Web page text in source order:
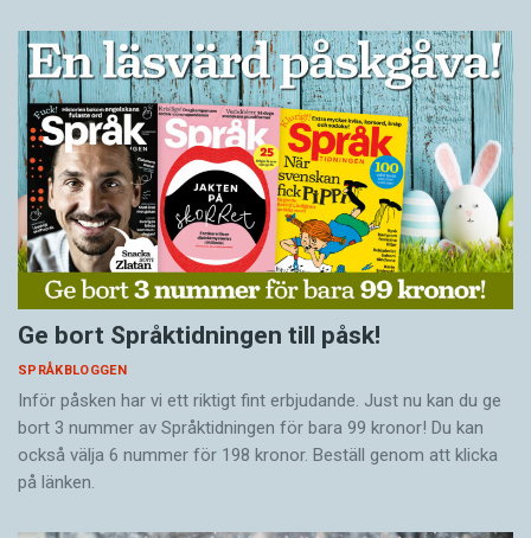
Ge bort Språktidningen till påsk!
SPRÅKBLOGGEN
Inför påsken har vi ett riktigt fint erbjudande. Just nu kan du ge
bort 3 nummer av Språktidningen för bara 99 kronor! Du kan
också välja 6 nummer för 198 kronor. Beställ genom att klicka
på länken.